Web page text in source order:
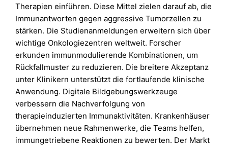
Therapien einführen. Diese Mittel zielen darauf ab, die
Immunantworten gegen aggressive Tumorzellen zu
stärken. Die Studienanmeldungen erweitern sich über
wichtige Onkologiezentren weltweit. Forscher
erkunden immunmodulierende Kombinationen, um
Rückfallmuster zu reduzieren. Die breitere Akzeptanz
unter Klinikern unterstützt die fortlaufende klinische
Anwendung. Digitale Bildgebungswerkzeuge
verbessern die Nachverfolgung von
therapieinduzierten Immunaktivitäten. Krankenhäuser
übernehmen neue Rahmenwerke, die Teams helfen,
immungetriebene Reaktionen zu bewerten. Der Markt